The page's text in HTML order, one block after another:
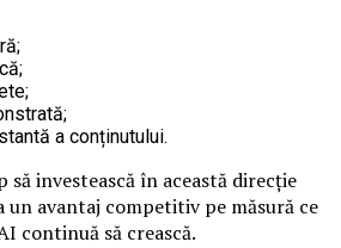
a conținutului.
să investească în această direcție
un avantaj competitiv pe măsură ce
continuă să crească.